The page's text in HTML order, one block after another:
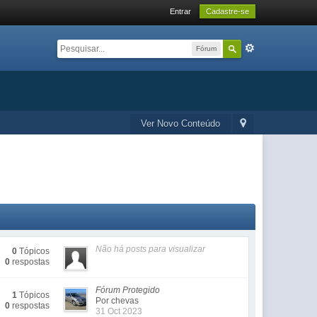
Entrar Cadastre-se
Fórum
Ver Novo Conteúdo
0 Tópicos
0 respostas
Não há posts para visualizar
1 Tópicos
0 respostas
Fórum Protegido
Por chevas
31 Oct 2023